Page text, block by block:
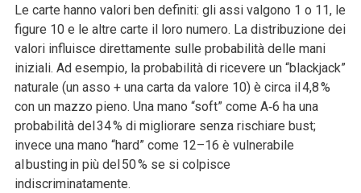
Le carte hanno valori ben definiti: gli assi valgono 1 o 11, le
figure 10 e le altre carte il loro numero. La distribuzione dei
valori influisce direttamente sulle probabilità delle mani
iniziali. Ad esempio, la probabilità di ricevere un “blackjack”
naturale (un asso + una carta da valore 10) è circa il 4,8 %
con un mazzo pieno. Una mano “soft” come A‑6 ha una
probabilità del 34 % di migliorare senza rischiare bust;
invece una mano “hard” come 12–16 è vulnerabile
al busting in più del 50 % se si colpisce
indiscriminatamente.